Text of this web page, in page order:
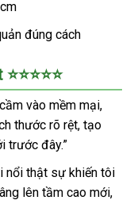
đúng cách
vào mềm mại,
thước rõ rệt, tạo
trước đây.”
nổi thật sự khiến tôi
lên tầm cao mới,